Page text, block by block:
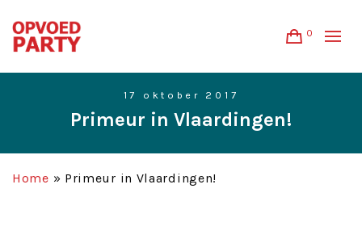
0
17 oktober 2017
Primeur in Vlaardingen!
Home » Primeur in Vlaardingen!